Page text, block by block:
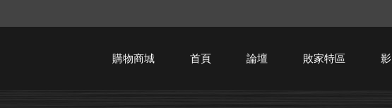
購物商城 首頁 論壇 敗家特區